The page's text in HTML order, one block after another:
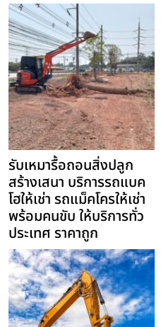
รับเหมารื้อถอนสิ่งปลูก
สร้างเสนา บริการรถแบค
โฮให้เช่า รถแม็คโครให้เช่า
พร้อมคนขับ ให้บริการทั่ว
ประเทศ ราคาถูก